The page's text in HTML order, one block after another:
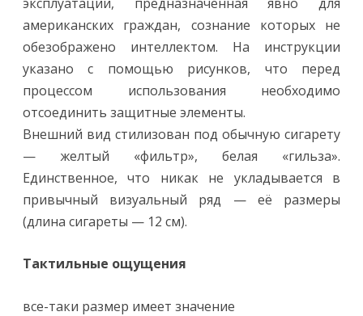
американских граждан, сознание которых не
обезображено интеллектом. На инструкции
указано с помощью рисунков, что перед
процессом использования необходимо
отсоединить защитные элементы.
Внешний вид стилизован под обычную сигарету
— желтый «фильтр», белая «гильза».
Единственное, что никак не укладывается в
привычный визуальный ряд — её размеры
(длина сигареты — 12 см).
Тактильные ощущения
все-таки размер имеет значение